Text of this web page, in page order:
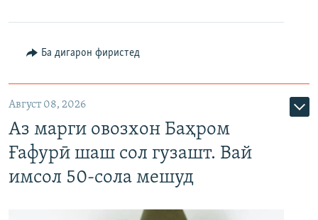
Ба дигарон фиристед
Август 08, 2026
Аз марги овозхон Баҳром
Ғафурӣ шаш сол гузашт. Вай
имсол 50-сола мешуд